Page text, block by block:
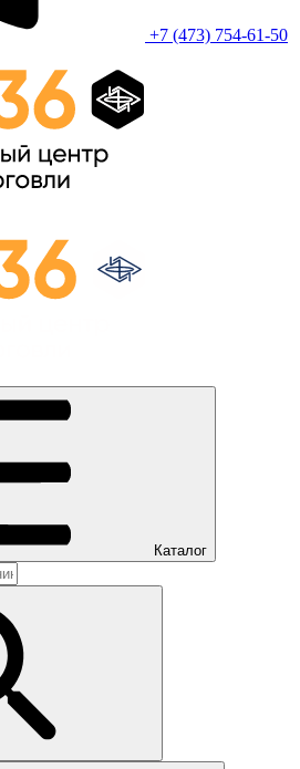
+7 (473) 754-61-50
Каталог